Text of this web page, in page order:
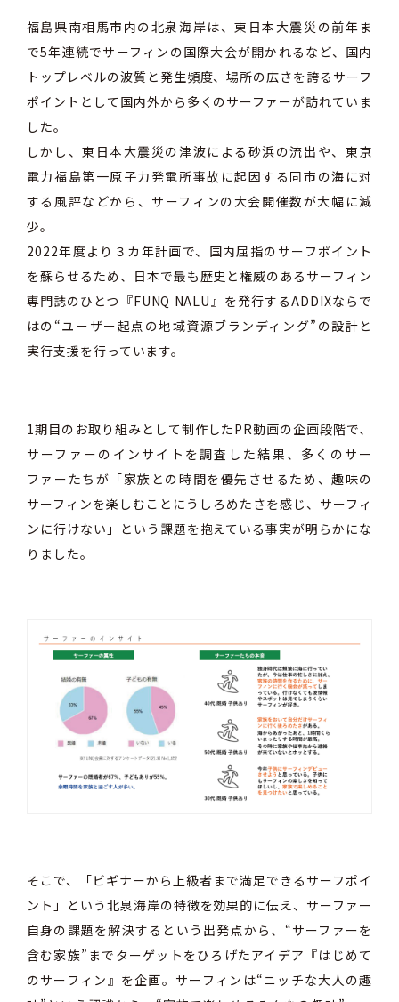
福島県南相馬市内の北泉海岸は、東日本大震災の前年ま
で5年連続でサーフィンの国際大会が開かれるなど、国内
トップレベルの波質と発生頻度、場所の広さを誇るサーフ
ポイントとして国内外から多くのサーファーが訪れていま
した。
しかし、東日本大震災の津波による砂浜の流出や、東京
電力福島第一原子力発電所事故に起因する同市の海に対
する風評などから、サーフィンの大会開催数が大幅に減
少。
2022年度より３カ年計画で、国内屈指のサーフポイント
を蘇らせるため、日本で最も歴史と権威のあるサーフィン
専門誌のひとつ『FUNQ NALU』を発行するADDIXならで
はの“ユーザー起点の地域資源ブランディング”の設計と
実行支援を行っています。
1期目のお取り組みとして制作したPR動画の企画段階で、
サーファーのインサイトを調査した結果、多くのサー
ファーたちが「家族との時間を優先させるため、趣味の
サーフィンを楽しむことにうしろめたさを感じ、サーフィ
ンに行けない」という課題を抱えている事実が明らかにな
りました。
そこで、「ビギナーから上級者まで満足できるサーフポイ
ント」という北泉海岸の特徴を効果的に伝え、サーファー
自身の課題を解決するという出発点から、“サーファーを
含む家族”までターゲットをひろげたアイデア『はじめて
のサーフィン』を企画。サーフィンは“ニッチな大人の趣